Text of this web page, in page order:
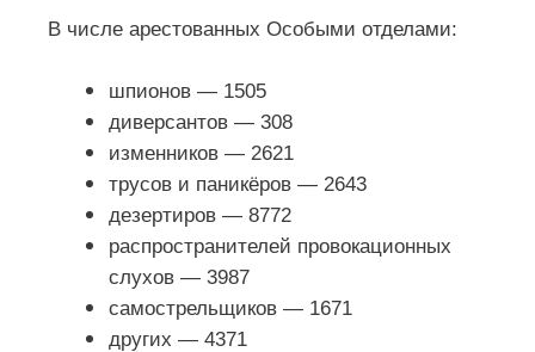
В числе арестованных Особыми отделами:
шпионов — 1505
диверсантов — 308
изменников — 2621
трусов и паникёров — 2643
дезертиров — 8772
распространителей провокационных
слухов — 3987
самострельщиков — 1671
других — 4371